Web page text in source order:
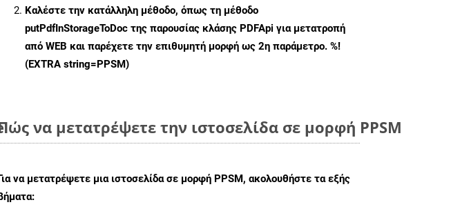
Καλέστε την κατάλληλη μέθοδο, όπως τη μέθοδο
putPdfInStorageToDoc της παρουσίας κλάσης PDFApi για μετατροπή
από WEB και παρέχετε την επιθυμητή μορφή ως 2η παράμετρο. %!
(EXTRA string=PPSM)
να μετατρέψετε την ιστοσελίδα σε μορφή PPSM
να μετατρέψετε μια ιστοσελίδα σε μορφή PPSM, ακολουθήστε τα εξής